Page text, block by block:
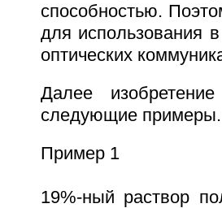
способностью.
для использования
оптических
Далее
следующие примеры.
Пример 1
19%-ный раствор